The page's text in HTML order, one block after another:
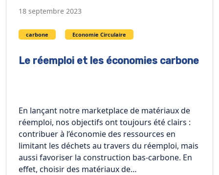
18 septembre 2023
carbone Economie Circulaire
Le réemploi et les économies carbone
En lançant notre marketplace de matériaux de
réemploi, nos objectifs ont toujours été clairs :
contribuer à l’économie des ressources en
limitant les déchets au travers du réemploi, mais
aussi favoriser la construction bas-carbone. En
effet, choisir des matériaux de…